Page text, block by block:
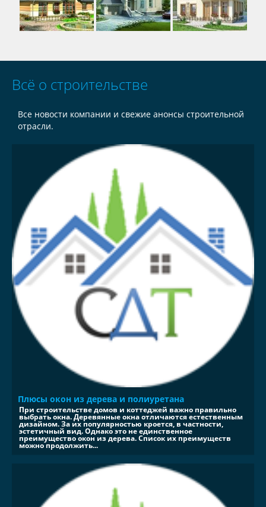
Всё о строительстве
Все новости компании и свежие анонсы строительной
отрасли.
Плюсы окон из дерева и полиуретана
При строительстве домов и коттеджей важно правильно
выбрать окна. Деревянные окна отличаются естественным
дизайном. За их популярностью кроется, в частности,
эстетичный вид. Однако это не единственное
преимущество окон из дерева. Список их преимуществ
можно продолжить...